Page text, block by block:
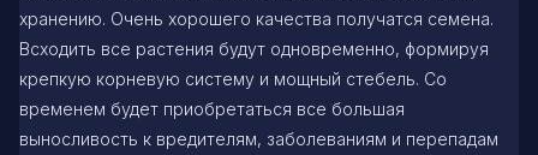
хранению. Очень хорошего качества получатся семена.
Всходить все растения будут одновременно, формируя
крепкую корневую систему и мощный стебель. Со
временем будет приобретаться все большая
выносливость к вредителям, заболеваниям и перепадам